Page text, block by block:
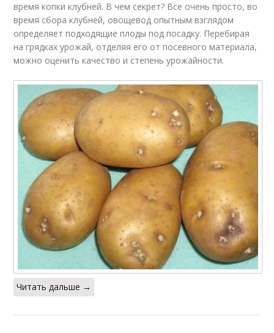
время копки клубней. В чем секрет? Все очень просто, во
время сбора клубней, овощевод опытным взглядом
определяет подходящие плоды под посадку. Перебирая
на грядках урожай, отделяя его от посевного материала,
можно оценить качество и степень урожайности.
Читать дальше →